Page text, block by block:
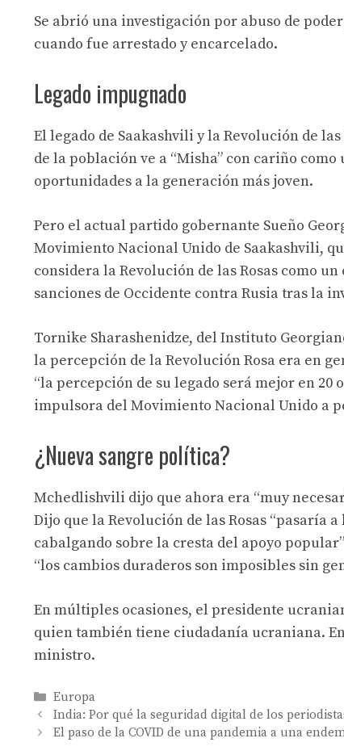
Se abrió una investigación por abuso de
cuando fue arrestado y encarcelado.
Legado impugnado
El legado de Saakashvili y la Revolución de
de la población ve a “Misha” con cariño
oportunidades a la generación más joven.
Pero el actual partido gobernante Sueño
Movimiento Nacional Unido de Saakashvili,
considera la Revolución de las Rosas como
sanciones de Occidente contra Rusia tras la
Tornike Sharashenidze, del Instituto
la percepción de la Revolución Rosa era en
“la percepción de su legado será mejor en 20
impulsora del Movimiento Nacional Unido a
¿Nueva sangre política?
Mchedlishvili dijo que ahora era “muy
Dijo que la Revolución de las Rosas “pasaría
cabalgando sobre la cresta del apoyo
“los cambios duraderos son imposibles sin
En múltiples ocasiones, el presidente
quien también tiene ciudadanía ucraniana.
ministro.
Categories
Europa
India: Por qué la seguridad digital de los
El paso de la COVID de una pandemia a una